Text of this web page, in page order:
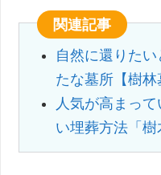
関連記事
自然に還りた
たな墓所【樹林
人気が高まっ
い埋葬方法「